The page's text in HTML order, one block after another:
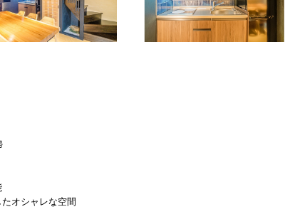
オシャレな空間